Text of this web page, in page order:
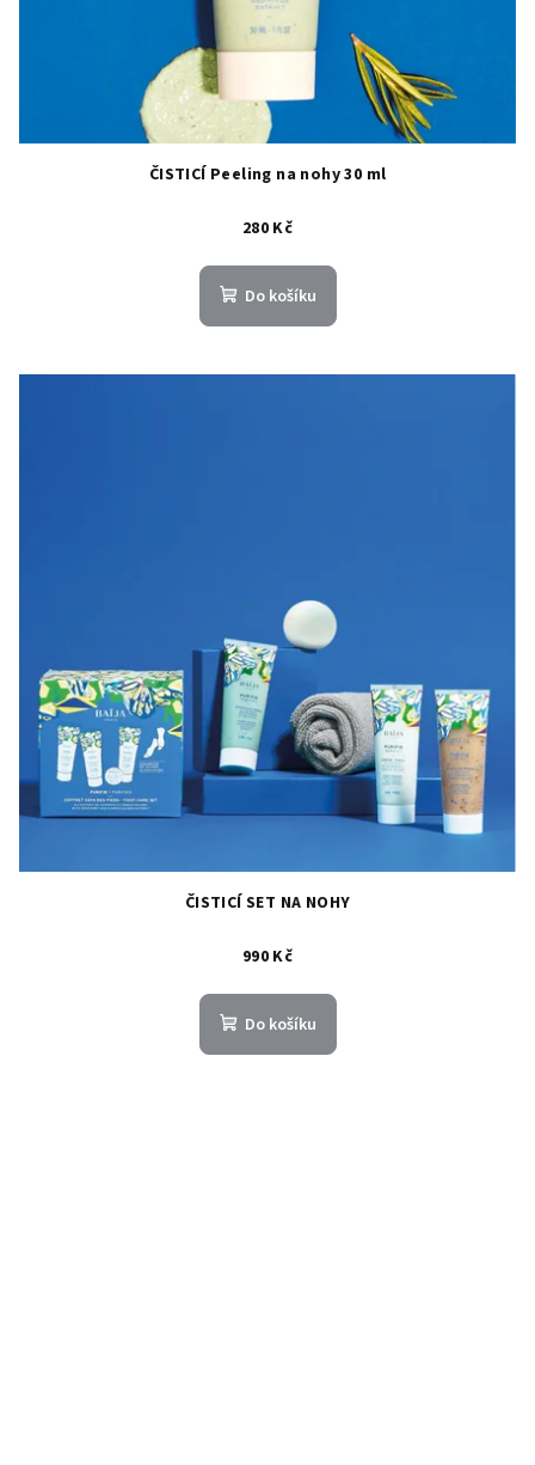
ČISTICÍ Peeling na nohy 30 ml
280 Kč
Do košíku
ČISTICÍ SET NA NOHY
990 Kč
Do košíku